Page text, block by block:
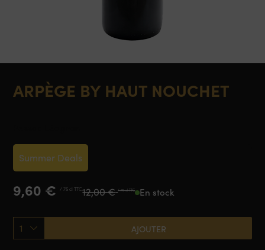
ARPÈGE BY HAUT NOUCHET
12,00€ / 75 cl TTC
Le
prix
initial
était :
12,00 €.
9,60 € / 75 cl TTC
Le
prix
actuel
est :
9,60 €.
En stock
1 AJOUTER
Summer Deals